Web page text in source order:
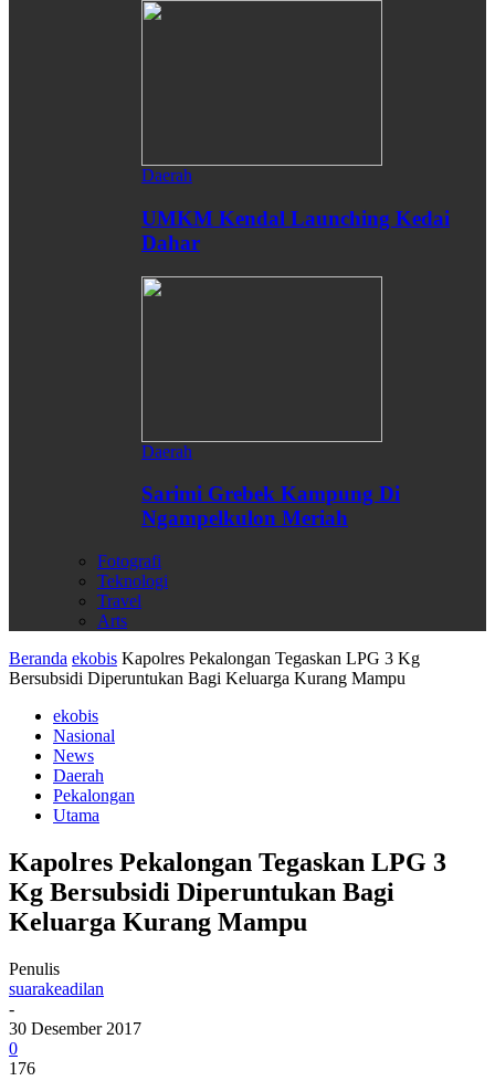
Daerah
UMKM Kendal Launching Kedai
Dahar
Daerah
Sarimi Grebek Kampung Di
Ngampelkulon Meriah
Fotografi
Teknologi
Travel
Arts
Beranda ekobis Kapolres Pekalongan Tegaskan LPG 3 Kg
Bersubsidi Diperuntukan Bagi Keluarga Kurang Mampu
ekobis
Nasional
News
Daerah
Pekalongan
Utama
Kapolres Pekalongan Tegaskan LPG 3
Kg Bersubsidi Diperuntukan Bagi
Keluarga Kurang Mampu
Penulis
suarakeadilan
-
30 Desember 2017
0
176